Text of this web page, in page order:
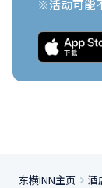
※活动可能
东横INN主页 酒